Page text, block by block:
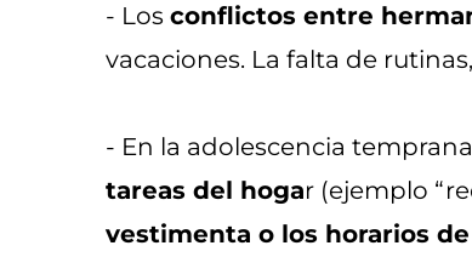
- Los conflictos entre
vacaciones. La falta de
- En la adolescencia
tareas del hogar (ejemplo
vestimenta o los horarios